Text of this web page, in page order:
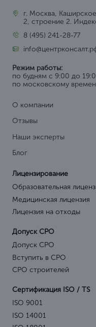
г. Москва,
2, строение 2.
8 (495) 241-28-77
Режим работы:
по будням с 9:00 до
по московскому
О компании
Отзывы
Наши эксперты
Блог
Лицензирование
Образовательная
Медицинская лицензия
Лицензия на отходы
Допуск СРО
Допуск СРО
Вступить в СРО
СРО строителей
Сертификация ISO / TS
ISO 9001
ISO 14001